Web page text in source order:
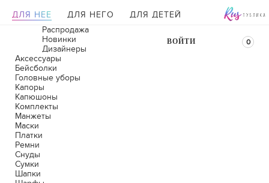
ДЛЯ НЕЕ ДЛЯ НЕГО ДЛЯ ДЕТЕЙ
0
ВОЙТИ
Распродажа
Новинки
Дизайнеры
Аксессуары
Бейсболки
Головные уборы
Капоры
Капюшоны
Комплекты
Манжеты
Маски
Платки
Ремни
Снуды
Сумки
Шапки